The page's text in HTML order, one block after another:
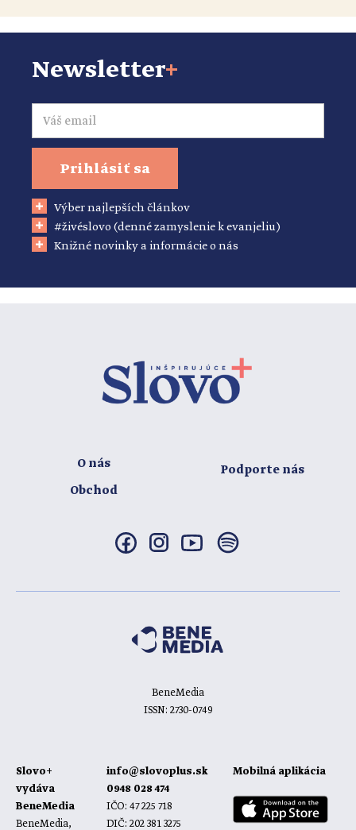
Newsletter+
Email
Prihlásiť sa
Výber najlepších článkov
#živéslovo (denné zamyslenie k evanjeliu)
Knižné novinky a informácie o nás
O nás
Obchod
Podporte nás
BeneMedia
ISSN: 2730-0749
Slovo+
vydáva
BeneMedia
BeneMedia,
info@slovoplus.sk
0948 028 474
IČO: 47 225 718
DIČ: 202 381 3275
Mobilná aplikácia